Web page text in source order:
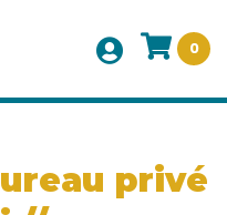
0
privé